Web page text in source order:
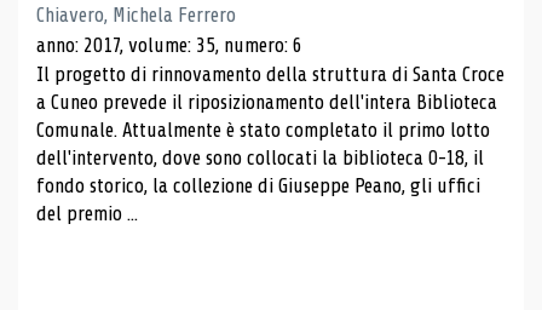
Chiavero, Michela Ferrero
anno: 2017, volume: 35, numero: 6
Il progetto di rinnovamento della struttura di Santa Croce
a Cuneo prevede il riposizionamento dell'intera Biblioteca
Comunale. Attualmente è stato completato il primo lotto
dell'intervento, dove sono collocati la biblioteca 0-18, il
fondo storico, la collezione di Giuseppe Peano, gli uffici
del premio ...